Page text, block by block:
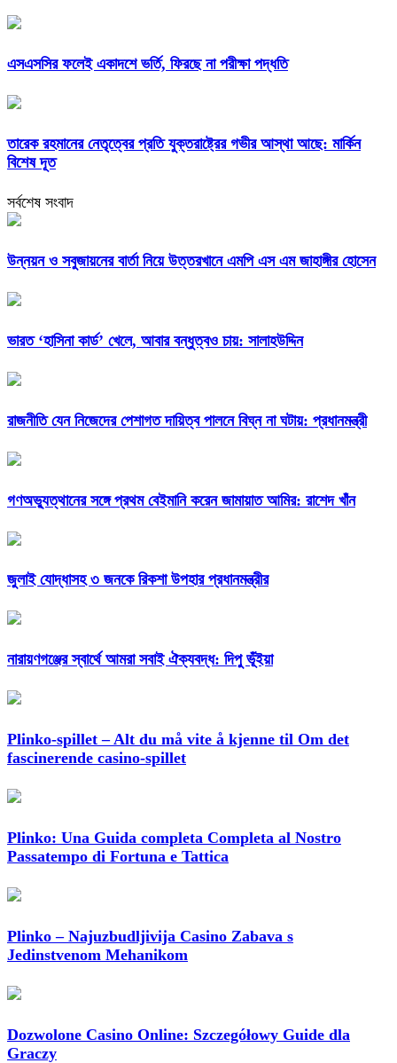
এসএসসির ফলেই একাদশে ভর্তি, ফিরছে না পরীক্ষা পদ্ধতি
তারেক রহমানের নেতৃত্বের প্রতি যুক্তরাষ্ট্রের গভীর আস্থা আছে: মার্কিন
বিশেষ দূত
সর্বশেষ সংবাদ
উন্নয়ন ও সবুজায়নের বার্তা নিয়ে উত্তরখানে এমপি এস এম জাহাঙ্গীর হোসেন
ভারত ‘হাসিনা কার্ড’ খেলে, আবার বন্ধুত্বও চায়: সালাহউদ্দিন
রাজনীতি যেন নিজেদের পেশাগত দায়িত্ব পালনে বিঘ্ন না ঘটায়: প্রধানমন্ত্রী
গণঅভ্যুত্থানের সঙ্গে প্রথম বেইমানি করেন জামায়াত আমির: রাশেদ খাঁন
জুলাই যোদ্ধাসহ ৩ জনকে রিকশা উপহার প্রধানমন্ত্রীর
নারায়ণগঞ্জের স্বার্থে আমরা সবাই ঐক্যবদ্ধ: দিপু ভূঁইয়া
Plinko-spillet – Alt du må vite å kjenne til Om det
fascinerende casino-spillet
Plinko: Una Guida completa Completa al Nostro
Passatempo di Fortuna e Tattica
Plinko – Najuzbudljivija Casino Zabava s
Jedinstvenom Mehanikom
Dozwolone Casino Online: Szczegółowy Guide dla
Graczy